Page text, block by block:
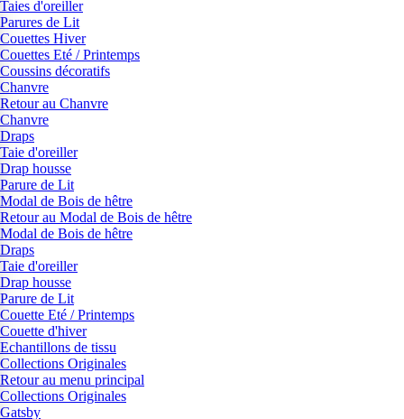
Taies d'oreiller
Parures de Lit
Couettes Hiver
Couettes Eté / Printemps
Coussins décoratifs
Chanvre
Retour au Chanvre
Chanvre
Draps
Taie d'oreiller
Drap housse
Parure de Lit
Modal de Bois de hêtre
Retour au Modal de Bois de hêtre
Modal de Bois de hêtre
Draps
Taie d'oreiller
Drap housse
Parure de Lit
Couette Eté / Printemps
Couette d'hiver
Echantillons de tissu
Collections Originales
Retour au menu principal
Collections Originales
Gatsby